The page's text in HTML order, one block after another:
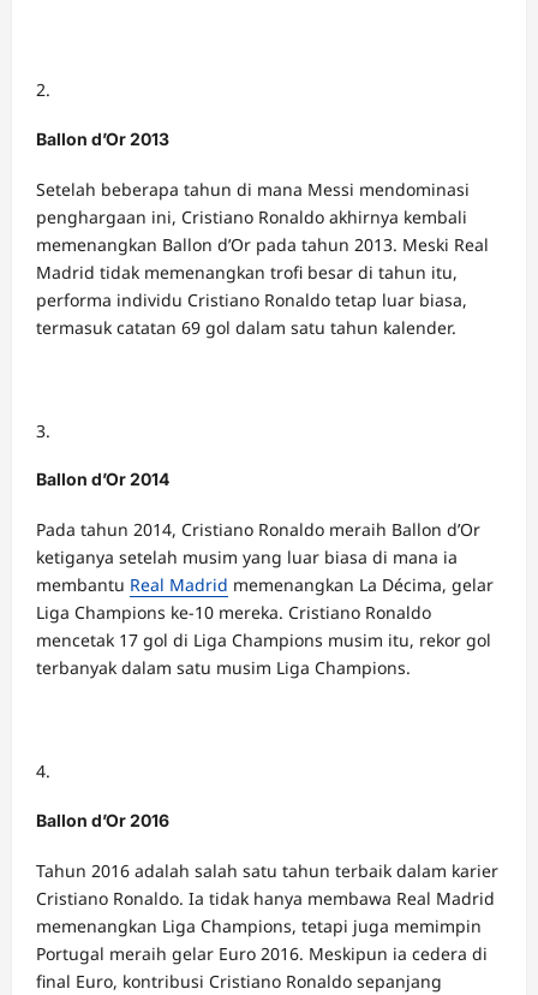
Ballon d’Or 2013
Setelah beberapa tahun di mana Messi mendominasi
penghargaan ini, Cristiano Ronaldo akhirnya kembali
memenangkan Ballon d’Or pada tahun 2013. Meski Real
Madrid tidak memenangkan trofi besar di tahun itu,
performa individu Cristiano Ronaldo tetap luar biasa,
termasuk catatan 69 gol dalam satu tahun kalender.
Ballon d’Or 2014
Pada tahun 2014, Cristiano Ronaldo meraih Ballon d’Or
ketiganya setelah musim yang luar biasa di mana ia
membantu Real Madrid memenangkan La Décima, gelar
Liga Champions ke-10 mereka. Cristiano Ronaldo
mencetak 17 gol di Liga Champions musim itu, rekor gol
terbanyak dalam satu musim Liga Champions.
Ballon d’Or 2016
Tahun 2016 adalah salah satu tahun terbaik dalam karier
Cristiano Ronaldo. Ia tidak hanya membawa Real Madrid
memenangkan Liga Champions, tetapi juga memimpin
Portugal meraih gelar Euro 2016. Meskipun ia cedera di
final Euro, kontribusi Cristiano Ronaldo sepanjang